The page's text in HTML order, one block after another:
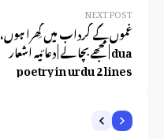
NEXT POST
غموں کے گرداب میں گِھرا ہوں،
مجھے بچا لے | دعائیہ اشعار | dua
poetry in urdu 2 lines